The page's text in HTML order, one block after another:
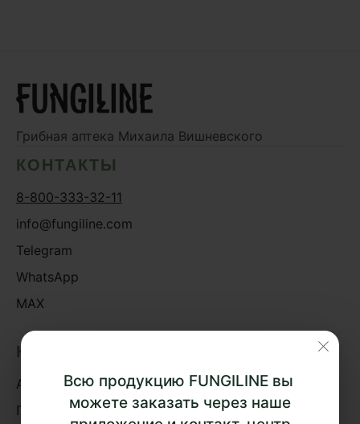
Всю продукцию FUNGILINE вы
можете заказать через наше
Дикий ямс
Для волос
Для кожи
Ежовик гребенчатый
Зверобой
Здоровый микробиом
Здоровье легких
Грибная аптека Михаила Вишневского
КОНТАКТЫ
8-800-333-32-11
info@fungiline.com
Telegram
WhatsApp
MAX
КАТАЛОГ
Акции
Грибная аптека